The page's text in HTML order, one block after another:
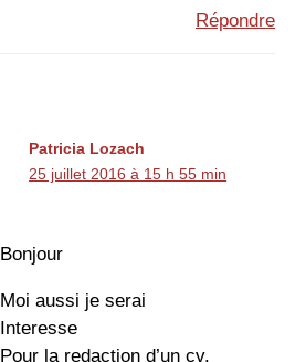
Répondre
Patricia Lozach
25 juillet 2016 à 15 h 55 min
Bonjour
Moi aussi je serai
Interesse
Pour la redaction d’un cv.